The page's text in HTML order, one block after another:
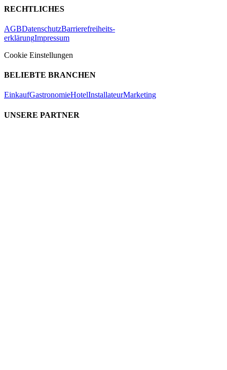
RECHTLICHES
AGBDatenschutzBarrierefreiheits-
erklärungImpressum
Cookie Einstellungen
BELIEBTE BRANCHEN
EinkaufGastronomieHotelInstallateurMarketing
UNSERE PARTNER